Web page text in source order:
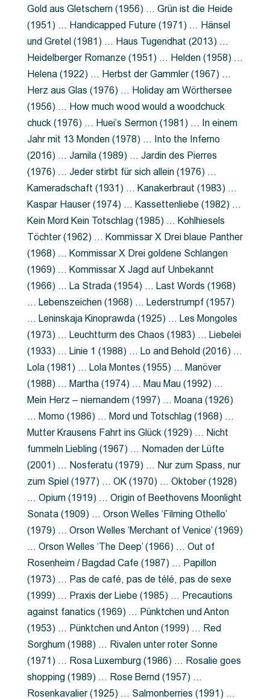
Gold aus Gletschern (1956) … Grün ist die Heide
(1951) … Handicapped Future (1971) … Hänsel
und Gretel (1981) … Haus Tugendhat (2013) …
Heidelberger Romanze (1951) … Helden (1958) …
Helena (1922) … Herbst der Gammler (1967) …
Herz aus Glas (1976) … Holiday am Wörthersee
(1956) … How much wood would a woodchuck
chuck (1976) … Huei’s Sermon (1981) … In einem
Jahr mit 13 Monden (1978) … Into the Inferno
(2016) … Jamila (1989) … Jardin des Pierres
(1976) … Jeder stirbt für sich allein (1976) …
Kameradschaft (1931) … Kanakerbraut (1983) …
Kaspar Hauser (1974) … Kassettenliebe (1982) …
Kein Mord Kein Totschlag (1985) … Kohlhiesels
Töchter (1962) … Kommissar X Drei blaue Panther
(1968) … Kommissar X Drei goldene Schlangen
(1969) … Kommissar X Jagd auf Unbekannt
(1966) … La Strada (1954) … Last Words (1968)
… Lebenszeichen (1968) … Lederstrumpf (1957)
… Leninskaja Kinoprawda (1925) … Les Mongoles
(1973) … Leuchtturm des Chaos (1983) … Liebelei
(1933) … Linie 1 (1988) … Lo and Behold (2016) …
Lola (1981) … Lola Montes (1955) … Manöver
(1988) … Martha (1974) … Mau Mau (1992) …
Mein Herz – niemandem (1997) … Moana (1926)
… Momo (1986) … Mord und Totschlag (1968) …
Mutter Krausens Fahrt ins Glück (1929) … Nicht
fummeln Liebling (1967) … Nomaden der Lüfte
(2001) … Nosferatu (1979) … Nur zum Spass, nur
zum Spiel (1977) … OK (1970) … Oktober (1928)
… Opium (1919) … Origin of Beethovens Moonlight
Sonata (1909) … Orson Welles ‘Filming Othello’
(1979) … Orson Welles ‘Merchant of Venice’ (1969)
… Orson Welles ‘The Deep’ (1966) … Out of
Rosenheim / Bagdad Cafe (1987) … Papillon
(1973) … Pas de café, pas de télé, pas de sexe
(1999) … Praxis der Liebe (1985) … Precautions
against fanatics (1969) … Pünktchen und Anton
(1953) … Pünktchen und Anton (1999) … Red
Sorghum (1988) … Rivalen unter roter Sonne
(1971) … Rosa Luxemburg (1986) … Rosalie goes
shopping (1989) … Rose Bernd (1957) …
Rosenkavalier (1925) … Salmonberries (1991) …